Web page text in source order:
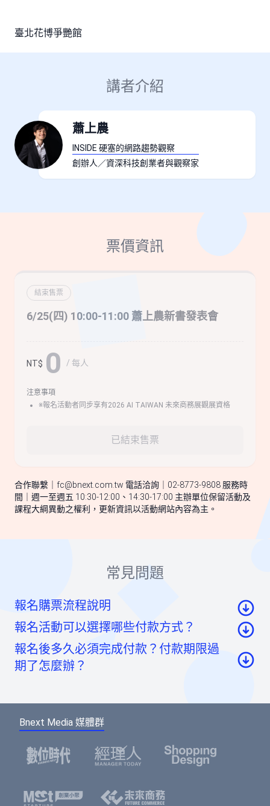
臺北花博爭艷館
講者介紹
蕭上農
INSIDE 硬塞的網路趨勢觀察
創辦人／資深科技創業者與觀察家
票價資訊
結束售票
6/25(四) 10:00-11:00 蕭上農新書發表會
NT$ 0 / 每人
注意事項
※報名活動者同步享有2026 AI TAIWAN 未來商務展觀展資格
已結束售票
合作聯繫｜ fc@bnext.com.tw 電話洽詢｜02-8773-9808 服務時
間｜週一至週五 10:30-12:00、14:30-17:00 主辦單位保留活動及
課程大綱異動之權利，更新資訊以活動網站內容為主。
常見問題
報名購票流程說明
至活動頁面點選「我要報名」按鈕後，至票券資
訊頁點選「請先登入」按鈕。
入。（若您尚未成為BNEXTMEDIA會員，請點選
下方的註冊按鈕，即可註冊會員帳號。）
選擇您欲報名的票種及張數後，點選「確認」按
鈕。
名表單中，加速您的報名流程。
報名活動可以選擇哪些付款方式？
信用卡：頁面將轉至綠界科技頁面線上刷卡
款成功。
報名後多久必須完成付款？付款期限過
期了怎麼辦？
費用，系統無法為您保留席次，要參加活動請重新
Bnext Media 媒體群